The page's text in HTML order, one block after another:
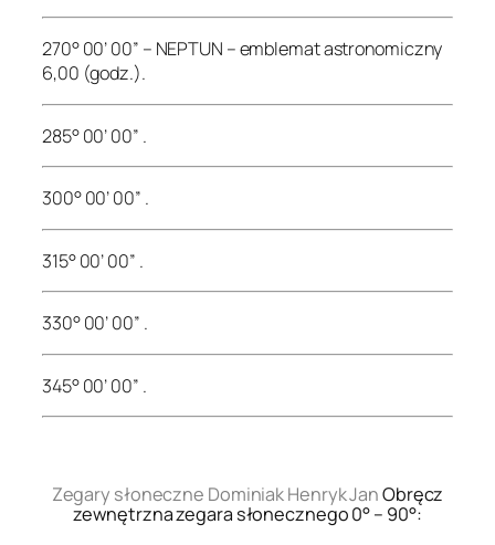
270° 00’ 00” – NEPTUN – emblemat astronomiczny
6,00 (godz.).
285° 00’ 00” .
300° 00’ 00” .
315° 00’ 00” .
330° 00’ 00” .
345° 00’ 00” .
Zegary słoneczne Dominiak Henryk JanObręcz
zewnętrzna zegara słonecznego 0° – 90°: